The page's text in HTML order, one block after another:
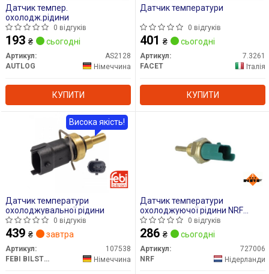
Датчик темпер.
охолодж.рідини
0 відгуків
193 ₴ сьогодні
Артикул:
AS2128
AUTLOG
Німеччина
КУПИТИ
Датчик температури
0 відгуків
401 ₴ сьогодні
Артикул:
7.3261
FACET
Італія
КУПИТИ
Датчик температури
охолоджувальної рідини
0 відгуків
439 ₴ завтра
Артикул:
107538
FEBI BILSTEIN
Німеччина
Висока якість!
Датчик температури
охолоджуючої рідини NRF
727006
0 відгуків
286 ₴ сьогодні
Артикул:
727006
NRF
Нідерланди